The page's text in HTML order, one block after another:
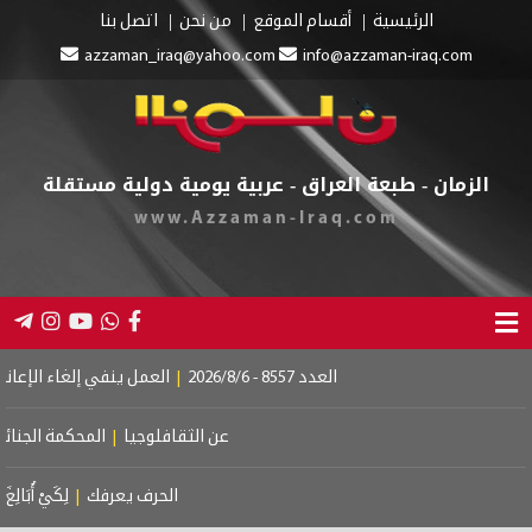
أقسام الموقع من نحن
اتصل بنا
azzaman_iraq@yahoo.com
info@azzaman-
- طبعة العراق - عربية يومية دولية مستقلة
www.Azzaman-Iraq.com
| العمل ينفي إلغاء الإعانة عن
عن الثقافلوجيا | المحكمة الجنائية الدولية..
| لِكَيْ أُبَالِغَ فِي حُبِّكِ |